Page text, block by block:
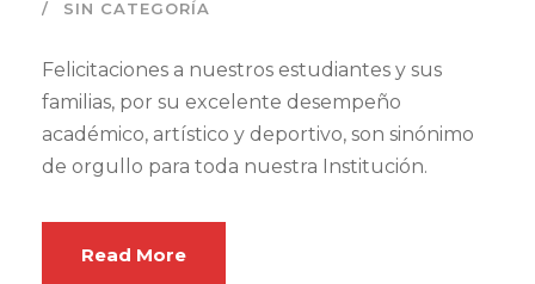
SIN CATEGORÍA
Felicitaciones a nuestros estudiantes y sus
familias, por su excelente desempeño
académico, artístico y deportivo, son sinónimo
de orgullo para toda nuestra Institución.
Read More